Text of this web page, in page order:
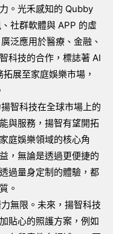
。光禾感知的 Qubby
社群軟體與 APP 的虛
泛應用於醫療、金融、
科技的合作，標誌著 AI
展至家庭娛樂市場，
智科技在全球市場上的
與服務，揚智有望開拓
庭娛樂領域的核心角
，無論是透過更便捷的
過量身定制的體驗，都
。
無限。未來，揚智科技
貼心的照護方案，例如